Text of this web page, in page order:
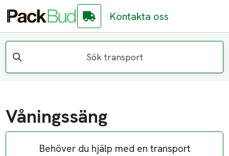
Kontakta oss
Sök transport
Våningssäng
Behöver du hjälp med en transport